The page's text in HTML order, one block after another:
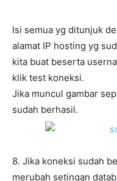
Isi semua yg ditunjuk
alamat IP hosting yg
kita buat beserta
klik test koneksi.
Jika muncul gambar
sudah berhasil.
8. Jika koneksi sudah
merubah setingan